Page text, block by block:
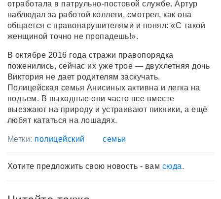
отработала в патрульно-постовой службе. Артур
наблюдал за работой коллеги, смотрел, как она
общается с правонарушителями и понял: «С такой
женщиной точно не пропадешь!».
В октябре 2016 года стражи правопорядка
поженились, сейчас их уже трое — двухлетняя дочь
Виктория не дает родителям заскучать.
Полицейская семья Анисиных активна и легка на
подъем. В выходные они часто все вместе
выезжают на природу и устраивают пикники, а ещё
любят кататься на лошадях.
Метки: полицейский семьи
Хотите предложить свою новость - вам сюда.